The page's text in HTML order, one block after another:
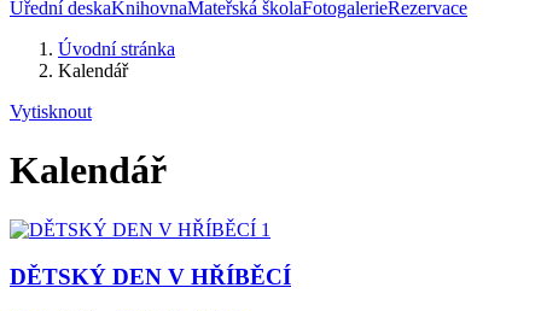
Úřední deskaKnihovnaMateřská školaFotogalerieRezervace
Úvodní stránka
Kalendář
Vytisknout
Kalendář
DĚTSKÝ DEN V HŘÍBĚCÍ